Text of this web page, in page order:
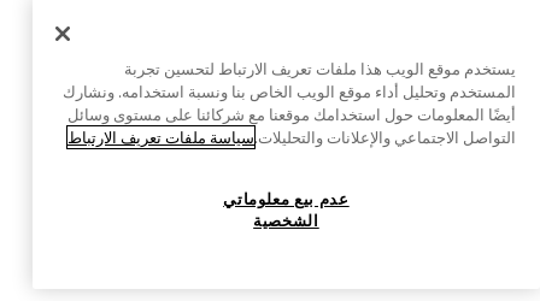
يستخدم موقع الويب هذا ملفات تعريف الارتباط لتحسين تجربة
المستخدم وتحليل أداء موقع الويب الخاص بنا ونسبة استخدامه. ونشارك
أيضًا المعلومات حول استخدامك موقعنا مع شركائنا على مستوى وسائل
التواصل الاجتماعي والإعلانات والتحليلات.سياسة ملفات تعريف الارتباط
عدم بيع معلوماتي
الشخصية